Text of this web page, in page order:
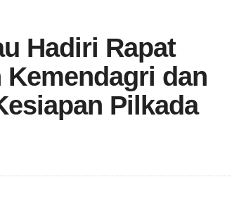
Hadiri Rapat
Kemendagri dan
Pilkada